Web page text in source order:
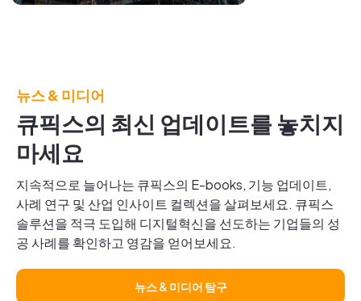
Physical
World
Together
뉴스 & 미디어
큐픽스의 최신 업데이트를 놓치지
마세요
지속적으로 늘어나는 큐픽스의 E-books, 기능 업데이트,
사례 연구 및 산업 인사이트 컬렉션을 살펴보세요. 큐픽스
솔루션을 적극 도입해 디지털혁신을 선도하는 기업들의 성
공 사례를 확인하고 영감을 얻어보세요.
뉴스 & 미디어 탐구